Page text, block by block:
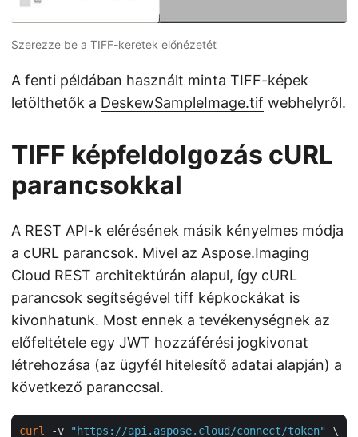
Szerezze be a TIFF-keretek előnézetét
A fenti példában használt minta TIFF-képek
letölthetők a DeskewSampleImage.tif webhelyről.
TIFF képfeldolgozás cURL
parancsokkal
A REST API-k elérésének másik kényelmes módja
a cURL parancsok. Mivel az Aspose.Imaging
Cloud REST architektúrán alapul, így cURL
parancsok segítségével tiff képkockákat is
kivonhatunk. Most ennek a tevékenységnek az
előfeltétele egy JWT hozzáférési jogkivonat
létrehozása (az ügyfél hitelesítő adatai alapján) a
következő paranccsal.
curl -v "https://api.aspose.cloud/connect/token" \